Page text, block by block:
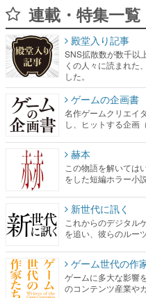
くの人々に読まれた
した。
ゲームの企画書
名作ゲームクリエイ
し、ヒットする企画
赫本
この物語を解いては
をした短編ホラー小
新世代に訊く
これからのデジタル
を追い、彼らのルー
ゲーム世代の作家
ゲームに多大な影響
のコンテンツ産業や
日本モバイルゲ
日本のモバイルゲー
網羅するほか、開発